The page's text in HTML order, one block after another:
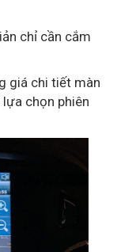
chỉ cần cắm
giá chi tiết màn
chọn phiên